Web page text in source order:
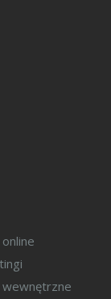
wewnętrzne